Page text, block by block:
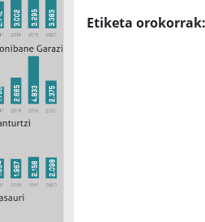
Etiketa orokorrak